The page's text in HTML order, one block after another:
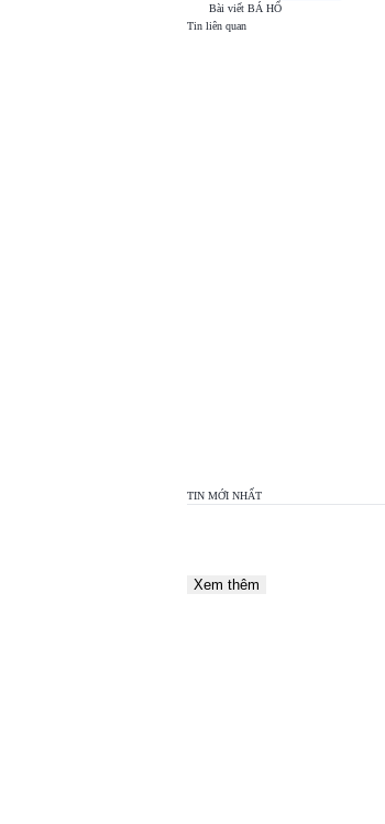
Bài viết BÁ HỔ
Tin liên quan
TIN MỚI NHẤT
Xem thêm